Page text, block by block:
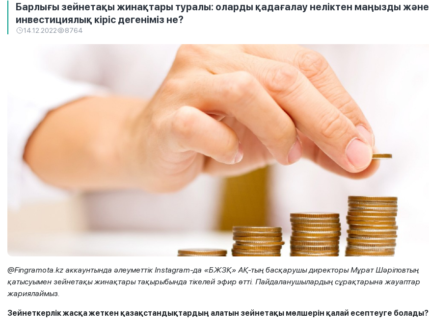
Барлығы зейнетақы жинақтары туралы: оларды қадағалау неліктен маңызды және
инвестициялық кіріс дегеніміз не?
14.12.2022 8764
@Fingramota.kz аккаунтында әлеуметтік Instagram-да «БЖЗҚ» АҚ-тың басқарушы директоры Мұрат Шәріповтың
қатысуымен зейнетақы жинақтары тақырыбында тікелей эфир өтті. Пайдаланушылардың сұрақтарына жауаптар
жариялаймыз.
Зейнеткерлік жасқа жеткен қазақстандықтардың алатын зейнетақы мөлшерін қалай есептеуге болады?